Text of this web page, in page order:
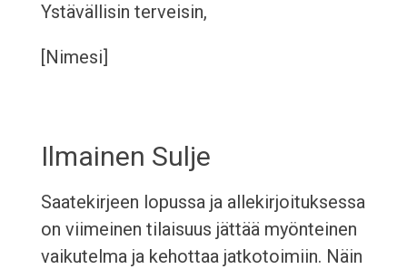
Ystävällisin terveisin,
[Nimesi]
Ilmainen Sulje
Saatekirjeen lopussa ja allekirjoituksessa
on viimeinen tilaisuus jättää myönteinen
vaikutelma ja kehottaa jatkotoimiin. Näin